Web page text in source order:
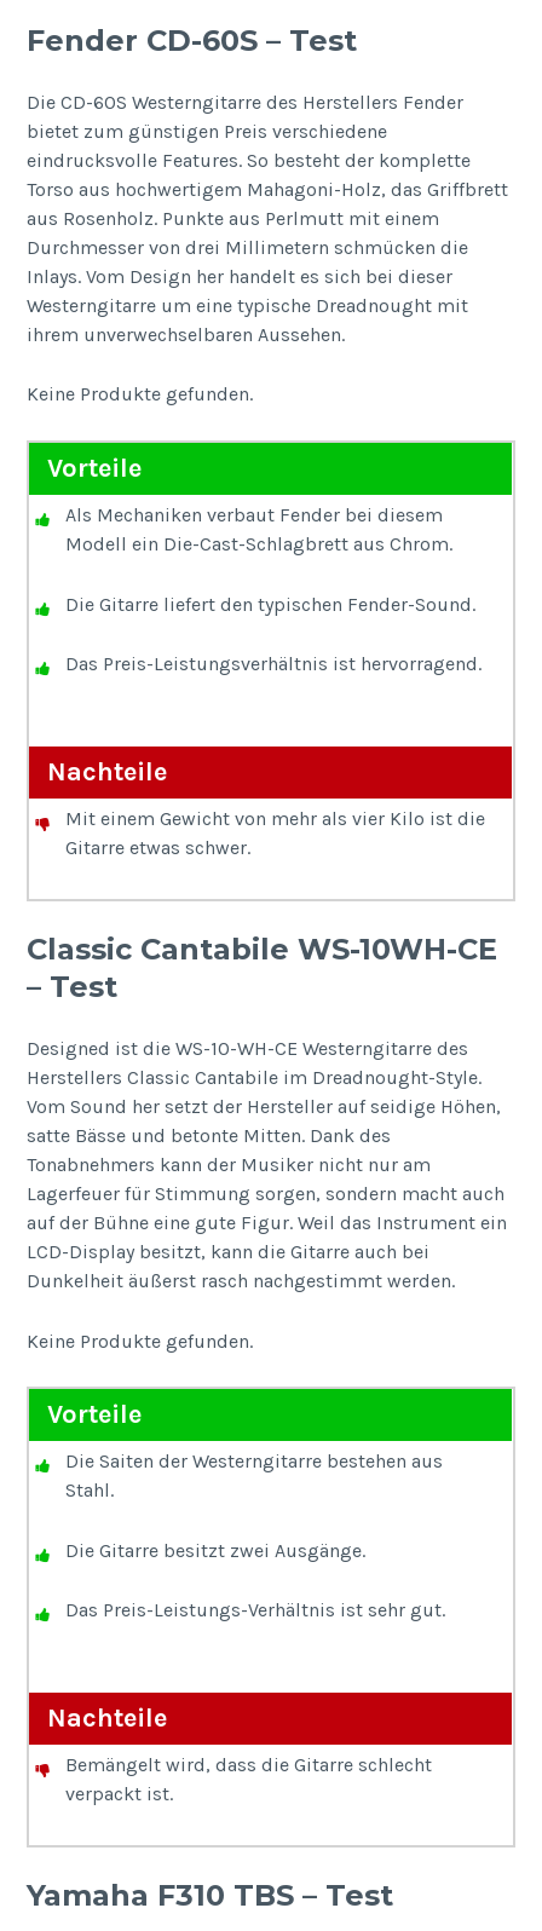
Fender CD-60S – Test
Die CD-60S Westerngitarre des Herstellers Fender
bietet zum günstigen Preis verschiedene
eindrucksvolle Features. So besteht der komplette
Torso aus hochwertigem Mahagoni-Holz, das Griffbrett
aus Rosenholz. Punkte aus Perlmutt mit einem
Durchmesser von drei Millimetern schmücken die
Inlays. Vom Design her handelt es sich bei dieser
Westerngitarre um eine typische Dreadnought mit
ihrem unverwechselbaren Aussehen.
Keine Produkte gefunden.
Vorteile
Als Mechaniken verbaut Fender bei diesem
Modell ein Die-Cast-Schlagbrett aus Chrom.
Die Gitarre liefert den typischen Fender-Sound.
Das Preis-Leistungsverhältnis ist hervorragend.
Nachteile
Mit einem Gewicht von mehr als vier Kilo ist die
Gitarre etwas schwer.
Classic Cantabile WS-10WH-CE
– Test
Designed ist die WS-10-WH-CE Westerngitarre des
Herstellers Classic Cantabile im Dreadnought-Style.
Vom Sound her setzt der Hersteller auf seidige Höhen,
satte Bässe und betonte Mitten. Dank des
Tonabnehmers kann der Musiker nicht nur am
Lagerfeuer für Stimmung sorgen, sondern macht auch
auf der Bühne eine gute Figur. Weil das Instrument ein
LCD-Display besitzt, kann die Gitarre auch bei
Dunkelheit äußerst rasch nachgestimmt werden.
Keine Produkte gefunden.
Vorteile
Die Saiten der Westerngitarre bestehen aus
Stahl.
Die Gitarre besitzt zwei Ausgänge.
Das Preis-Leistungs-Verhältnis ist sehr gut.
Nachteile
Bemängelt wird, dass die Gitarre schlecht
verpackt ist.
Yamaha F310 TBS – Test